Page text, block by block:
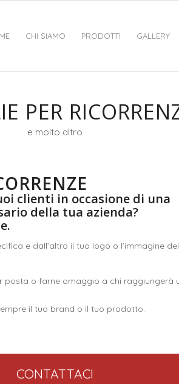
CHI SIAMO PRODOTTI GALLERY
PER
e molto altro
clienti in occasione di una
della tua azienda?
e dall’altro il tuo logo o l’immagine
posta o farne omaggio a chi raggiungerà
il tuo brand o il tuo prodotto.
CONTATTACI